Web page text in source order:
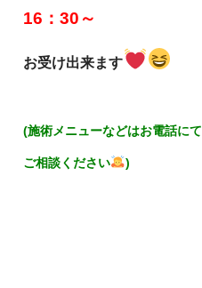
16：30～
お受け出来ます
(施術メニューなどはお電話にて
ご相談ください )